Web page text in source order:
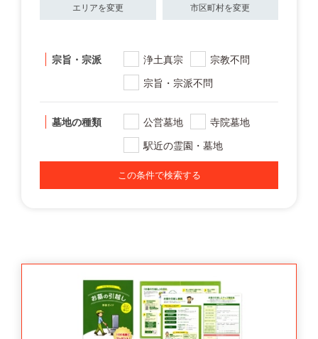
エリアを変更 市区町村を変更
宗旨・宗派 浄土真宗
宗教不問
宗旨・宗派不問
墓地の種類 公営墓地
寺院墓地
駅近の霊園・墓地
この条件で検索する